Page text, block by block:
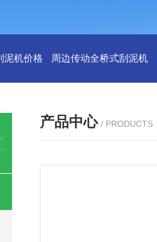
泥机价格 周边传动全桥式刮泥机
产品中心 / PRODUCTS